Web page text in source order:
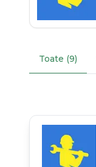
Toate (9)